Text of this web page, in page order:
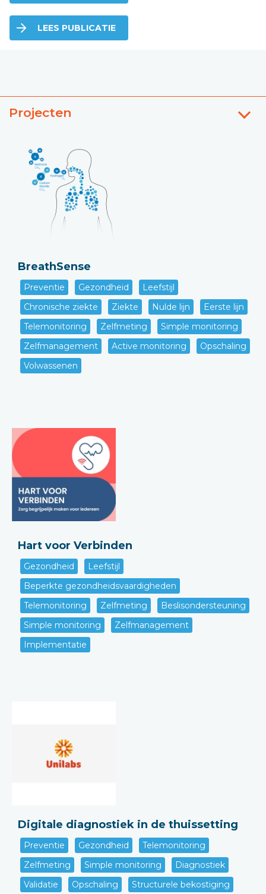
Projecten
BreathSense
Preventie Gezondheid
Leefstijl
Chronische ziekte
Ziekte Nulde lijn
Eerste lijn
Telemonitoring
Zelfmeting
Simple monitoring
Zelfmanagement
Active monitoring
Opschaling
Volwassenen
Hart voor Verbinden
Gezondheid
Leefstijl
Beperkte gezondheidsvaardigheden
Telemonitoring
Zelfmeting
Beslisondersteuning
Simple monitoring
Zelfmanagement
Implementatie
Digitale diagnostiek in de thuissetting
Preventie Gezondheid
Telemonitoring
Zelfmeting
Simple monitoring
Diagnostiek
Validatie
Opschaling Structurele bekostiging
LEES PUBLICATIE